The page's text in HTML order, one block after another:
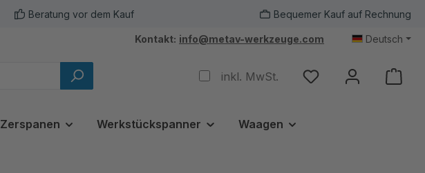
Beratung vor dem Kauf Bequemer Kauf auf Rechnung
Kontakt: info@metav-werkzeuge.com Deutsch
inkl. MwSt.
Zerspanen Werkstückspanner Waagen